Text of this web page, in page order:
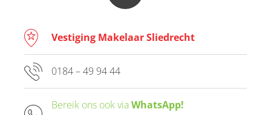
Vestiging Makelaar Sliedrecht
0184 – 49 94 44
Bereik ons ook viaWhatsApp!